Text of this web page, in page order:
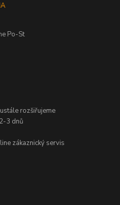
Po-St
rozšiřujeme
3 dnů
zákaznický servis